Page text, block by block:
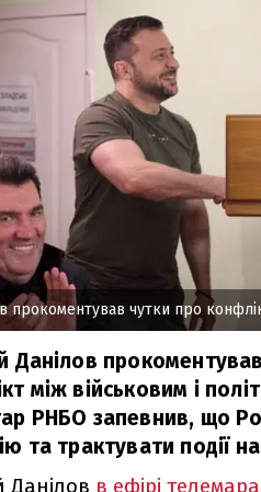
прокоментував чутки про
Данілов
між військовим і
РНБО запевнив, що
та трактувати події
Данілов в ефірі